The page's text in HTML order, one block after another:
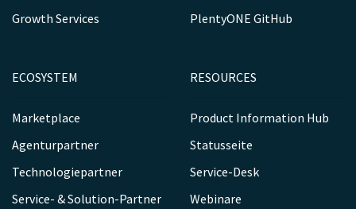
Growth Services
PlentyONE GitHub
ECOSYSTEM
Marketplace
Agenturpartner
Technologiepartner
Service- & Solution-Partner
RESOURCES
Product Information Hub
Statusseite
Service-Desk
Webinare